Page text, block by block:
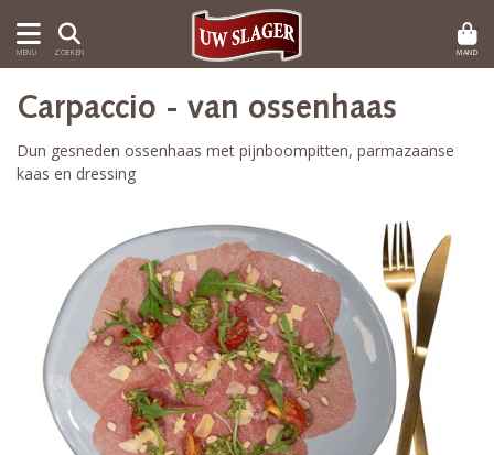
MENU ZOEKEN MAND
Carpaccio - van ossenhaas
Dun gesneden ossenhaas met pijnboompitten, parmazaanse
kaas en dressing